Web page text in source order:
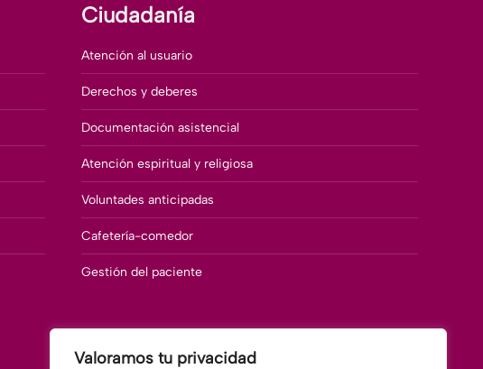
Valoramos tu privacidad
Ciudadanía
Atención al usuario
Derechos y deberes
Documentación asistencial
Atención espiritual y religiosa
Voluntades anticipadas
Cafetería-comedor
Gestión del paciente